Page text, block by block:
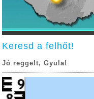
Keresd a felhőt!
Jó reggelt, Gyula!